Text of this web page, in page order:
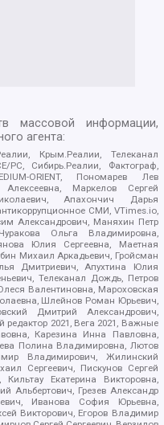
массовой информации,
агента:
Крым.Реалии, Телеканал
Сибирь.Реалии, Фактограф,
ORIENT, Пономарев Лев
Маркелов Сергей
Апахончич Дарья
СМИ, VTimes.io,
Александрович, Маняхин Петр
Ольга Владимировна,
Юлия Сергеевна, Маетная
Михаил Аркадьевич, Гройсман
Дмитриевич, Апухтина Юлия
Телеканал Дождь, Петров
Валентиновна, Мароховская
Шлейнов Роман Юрьевич,
Дмитрий Александрович,
2021, Вега 2021, Важные
Карезина Инна Павловна,
Полина Владимировна, Лютов
Владимирович, Жилинский
Сергеевич, Пискунов Сергей
Екатерина Викторовна,
Альбертович, Грезев Александр
Иванова София Юрьевна,
Викторович, Егоров Владимир